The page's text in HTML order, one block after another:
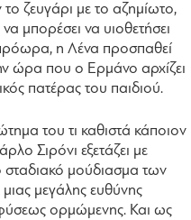
ζευγάρι με το αζημίωτο,
μπορέσει να υιοθετήσει
η Λένα προσπαθεί
ώρα που ο Ερμάνο αρχίζει
πατέρας του παιδιού.
του τι καθιστά κάποιον
Σιρόνι εξετάζει με
σταδιακό μούδιασμα των
μεγάλης ευθύνης
ορμώμενης. Και ως